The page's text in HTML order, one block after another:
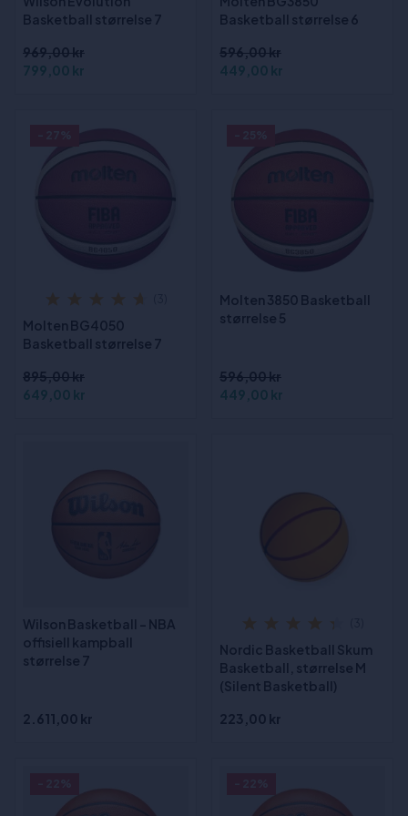
Basketball størrelse 7
969,00 kr
799,00 kr
Basketball størrelse 6
596,00 kr
449,00 kr
Molten BG4050
Basketball størrelse 7
895,00 kr
649,00 kr
Molten 3850 Basketball
størrelse 5
596,00 kr
449,00 kr
Wilson Basketball - NBA
offisiell kampball
størrelse 7
2.611,00 kr
Nordic Basketball Skum
Basketball, størrelse M
(Silent Basketball)
223,00 kr